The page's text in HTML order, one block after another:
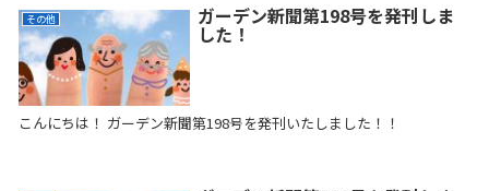
その他 ガーデン新聞第198号を発刊しま
した！
こんにちは！ ガーデン新聞第198号を発刊いたしました！！